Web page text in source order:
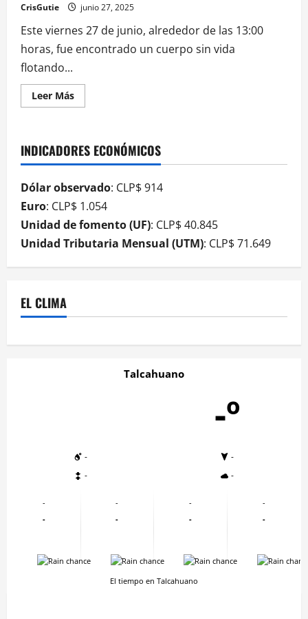
CrisGutie junio 27, 2025
Este viernes 27 de junio, alrededor de las 13:00
horas, fue encontrado un cuerpo sin vida
flotando...
Leer Más
INDICADORES ECONÓMICOS
Dólar observado: CLP$ 914
Euro: CLP$ 1.054
Unidad de fomento (UF): CLP$ 40.845
Unidad Tributaria Mensual (UTM): CLP$ 71.649
EL CLIMA
Talcahuano
-º
-
-
-
-
-
-
-
-
-
-
-
-
-
-
-
-
El tiempo en Talcahuano